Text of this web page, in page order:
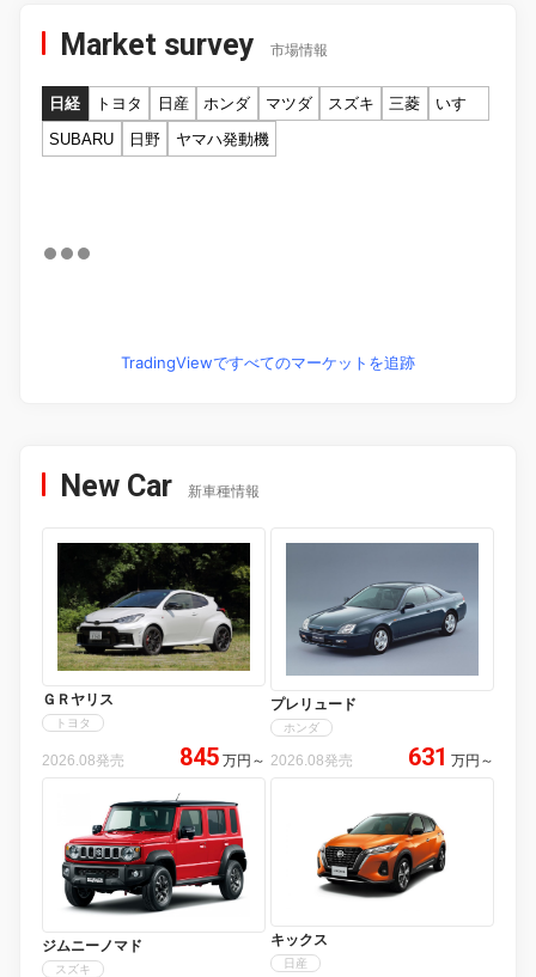
Market survey 市場情報
日経 トヨタ 日産 ホンダ マツダ スズキ 三菱
いすゞ
SUBARU
日野 ヤマハ発動機
TradingViewですべてのマーケットを追跡
New Car 新車種情報
ＧＲヤリス
トヨタ
2026.08発売 845 万円 ～
プレリュード
ホンダ
2026.08発売 631 万円 ～
ジムニーノマド
スズキ
キックス
日産